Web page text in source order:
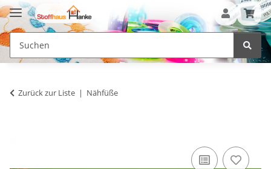
Zurück zur Liste Nähfüße